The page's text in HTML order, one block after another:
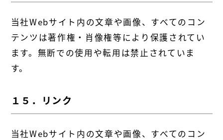
当社Webサイト内の文章や画像、すべてのコン
テンツは著作権・肖像権等により保護されてい
ます。無断での使用や転用は禁止されていま
す。
１５．リンク
当社Webサイト内の文章や画像、すべてのコン